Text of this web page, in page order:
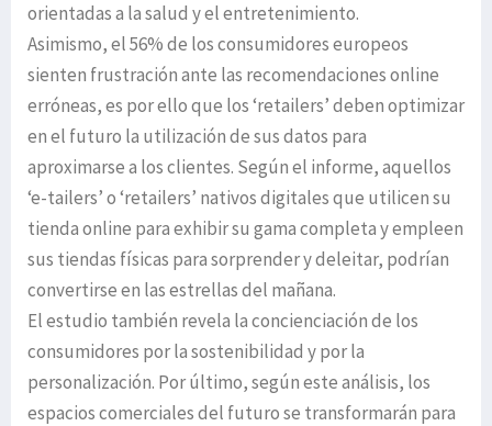
orientadas a la salud y el entretenimiento.
Asimismo, el 56% de los consumidores europeos
sienten frustración ante las recomendaciones online
erróneas, es por ello que los ‘retailers’ deben optimizar
en el futuro la utilización de sus datos para
aproximarse a los clientes. Según el informe, aquellos
‘e-tailers’ o ‘retailers’ nativos digitales que utilicen su
tienda online para exhibir su gama completa y empleen
sus tiendas físicas para sorprender y deleitar, podrían
convertirse en las estrellas del mañana.
El estudio también revela la concienciación de los
consumidores por la sostenibilidad y por la
personalización. Por último, según este análisis, los
espacios comerciales del futuro se transformarán para